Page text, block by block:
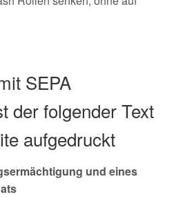
SEPA
der folgender Text
aufgedruckt
und eines